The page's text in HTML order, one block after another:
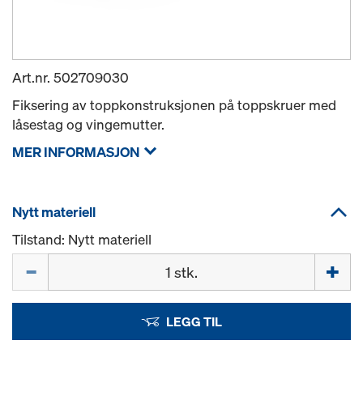
Art.nr. 502709030
Fiksering av toppkonstruksjonen på toppskruer med
låsestag og vingemutter.
MER INFORMASJON
Nytt materiell
Tilstand: Nytt materiell
LEGG TIL